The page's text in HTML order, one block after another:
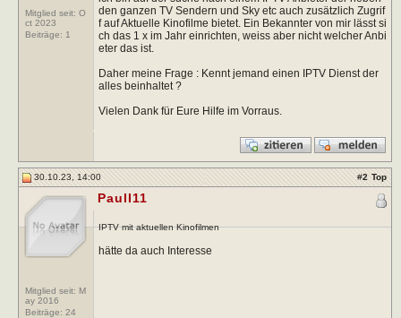
Mitglied seit: O
ct 2023
Beiträge: 1
den ganzen TV Sendern und Sky etc auch zusätzlich Zugrif
f auf Aktuelle Kinofilme bietet. Ein Bekannter von mir lässt si
ch das 1 x im Jahr einrichten, weiss aber nicht welcher Anbi
eter das ist.
Daher meine Frage : Kennt jemand einen IPTV Dienst der
alles beinhaltet ?
Vielen Dank für Eure Hilfe im Vorraus.
30.10.23, 14:00 #2 Top
Mitglied seit: M
ay 2016
Beiträge: 24
PaulI11
IPTV mit aktuellen Kinofilmen
hätte da auch Interesse